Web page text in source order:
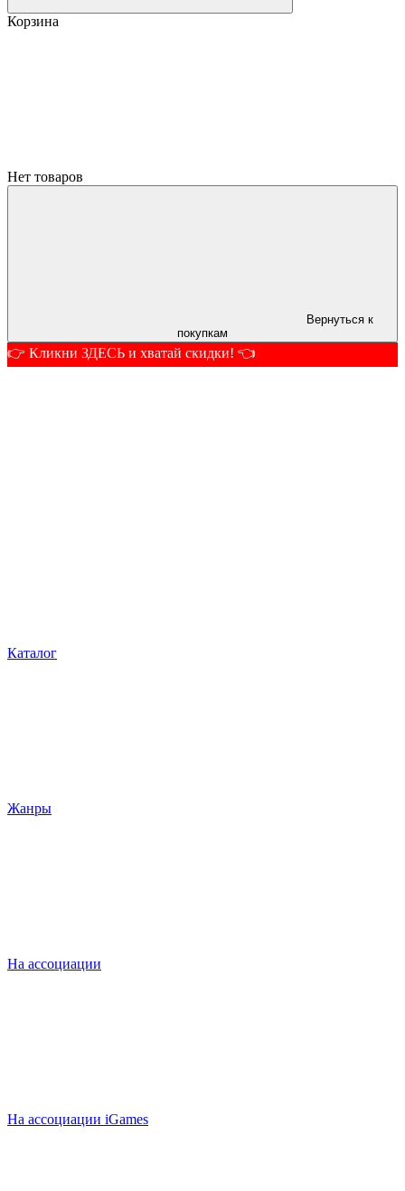
Корзина
Нет товаров
Вернуться к
покупкам
👉 Кликни ЗДЕСЬ и хватай скидки! 👈
Каталог
Жанры
На ассоциации
На ассоциации iGames